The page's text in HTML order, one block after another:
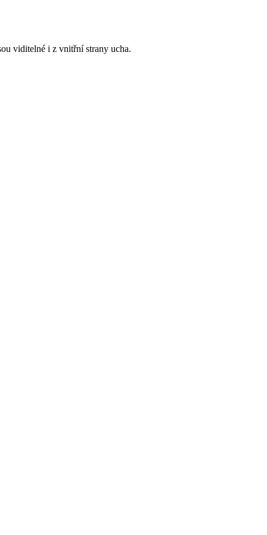
viditelné i z vnitřní strany ucha.